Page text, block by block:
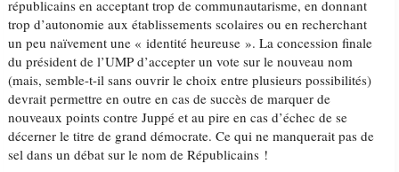
républicains en acceptant trop de communautarisme, en donnant
trop d’autonomie aux établissements scolaires ou en recherchant
un peu naïvement une « identité heureuse ». La concession finale
du président de l’UMP d’accepter un vote sur le nouveau nom
(mais, semble-t-il sans ouvrir le choix entre plusieurs possibilités)
devrait permettre en outre en cas de succès de marquer de
nouveaux points contre Juppé et au pire en cas d’échec de se
décerner le titre de grand démocrate. Ce qui ne manquerait pas de
sel dans un débat sur le nom de Républicains !